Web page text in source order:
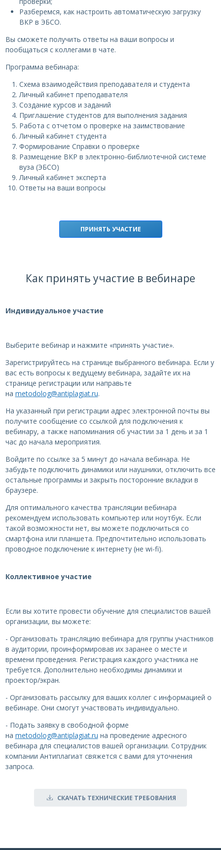
Разберемся, как настроить автоматическую загрузку
ВКР в ЭБСО.
Вы сможете получить ответы на ваши вопросы и
пообщаться с коллегами в чате.
Программа вебинара:
Схема взаимодействия преподавателя и студента
Личный кабинет преподавателя
Создание курсов и заданий
Приглашение студентов для выполнения задания
Работа с отчетом о проверке на заимствование
Личный кабинет студента
Формирование Справки о проверке
Размещение ВКР в электронно-библиотечной системе
вуза (ЭБСО)
Личный кабинет эксперта
Ответы на ваши вопросы
ПРИНЯТЬ УЧАСТИЕ
Как принять участие в вебинаре
Индивидуальное участие
Выберите вебинар и нажмите «принять участие».
Зарегистрируйтесь на странице выбранного вебинара. Если у
вас есть вопросы к ведущему вебинара, задайте их на
странице регистрации или направьте
на metodolog@antiplagiat.ru.
На указанный при регистрации адрес электронной почты вы
получите сообщение со ссылкой для подключения к
вебинару, а также напоминания об участии за 1 день и за 1
час до начала мероприятия.
Войдите по ссылке за 5 минут до начала вебинара. Не
забудьте подключить динамики или наушники, отключить все
остальные программы и закрыть посторонние вкладки в
браузере.
Для оптимального качества трансляции вебинара
рекомендуем использовать компьютер или ноутбук. Если
такой возможности нет, вы можете подключиться со
смартфона или планшета. Предпочтительно использовать
проводное подключение к интернету (не wi-fi).
Коллективное участие
Если вы хотите провести обучение для специалистов вашей
организации, вы можете:
- Организовать трансляцию вебинара для группы участников
в аудитории, проинформировав их заранее о месте и
времени проведения. Регистрация каждого участника не
требуется. Дополнительно необходимы динамики и
проектор/экран.
- Организовать рассылку для ваших коллег с информацией о
вебинаре. Они смогут участвовать индивидуально.
- Подать заявку в свободной форме
на metodolog@antiplagiat.ru на проведение адресного
вебинара для специалистов вашей организации. Сотрудник
компании Антиплагиат свяжется с вами для уточнения
запроса.
СКАЧАТЬ ТЕХНИЧЕСКИЕ ТРЕБОВАНИЯ